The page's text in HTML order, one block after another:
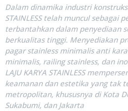
Dalam dinamika industri
STAINLESS telah muncul sebagai
terbantahkan dalam penyediaan
berkualitas tinggi. Menyediakan
pagar stainless minimalis anti
minimalis, railing stainless, dan
LAJU KARYA STAINLESS
keamanan dan estetika yang tak
metropolitan, khususnya di Kota
Sukabumi, dan Jakarta